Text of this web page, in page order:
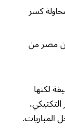
كسر
مصر من
لكنها
المباريات.